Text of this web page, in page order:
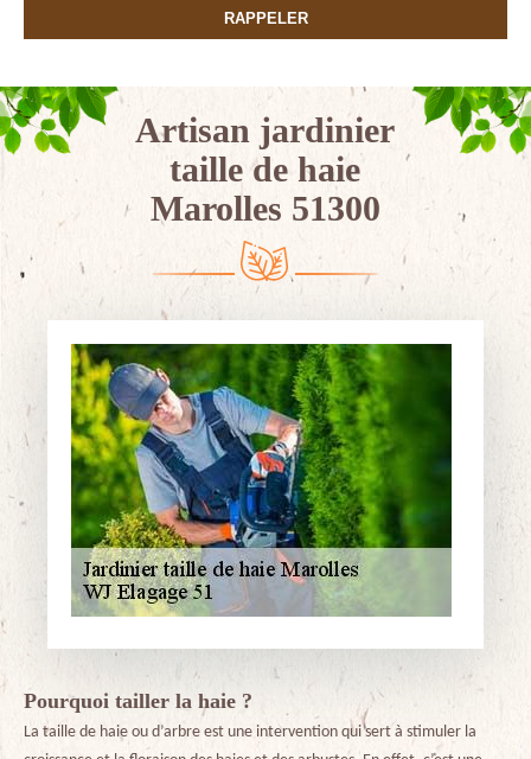
Artisan jardinier
taille de haie
Marolles 51300
Pourquoi tailler la haie ?
La taille de haie ou d’arbre est une intervention qui sert à stimuler la